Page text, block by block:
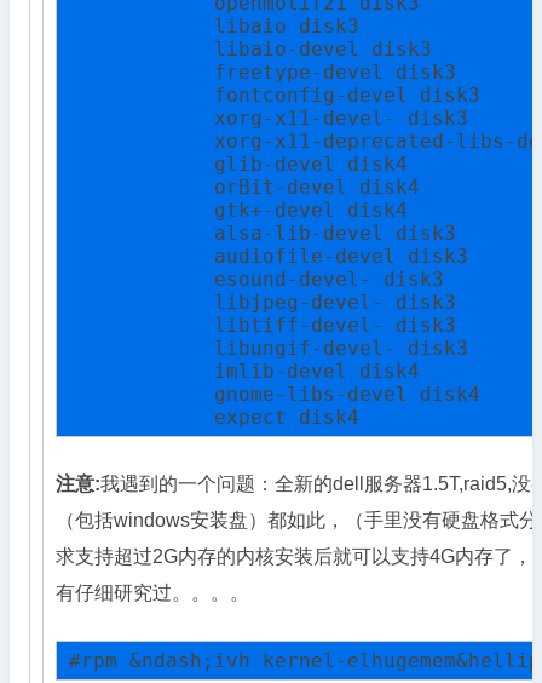
            libaio disk3
            libaio-devel disk3
            freetype-devel disk3
            fontconfig-devel disk3
            xorg-x11-devel- disk3
xorg-x11-deprecated-libs-
            glib-devel disk4
            orBit-devel disk4
            gtk+-devel disk4
            alsa-lib-devel disk3
            audiofile-devel disk3
            esound-devel- disk3
            libjpeg-devel- disk3
            libtiff-devel- disk3
            libungif-devel- disk3
            imlib-devel disk4
            gnome-libs-devel disk4
            expect disk4
注意:我遇到的一个问题：全新的dell服务器1.5T,raid5,
（包括windows安装盘）都如此，（手里没有硬盘格式
求支持超过2G内存的内核安装后就可以支持4G内存了
有仔细研究过。。。。
#rpm &ndash;ivh kernel-